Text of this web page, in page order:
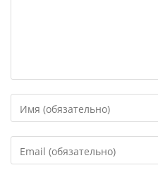
свое
или
имя
свой